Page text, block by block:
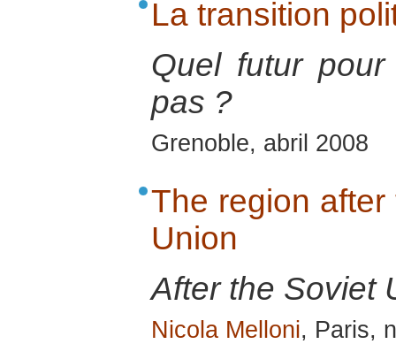
La transition
Quel futur
pas ?
Grenoble, abril 2008
The region
Union
After the Soviet
Nicola Melloni, Paris,